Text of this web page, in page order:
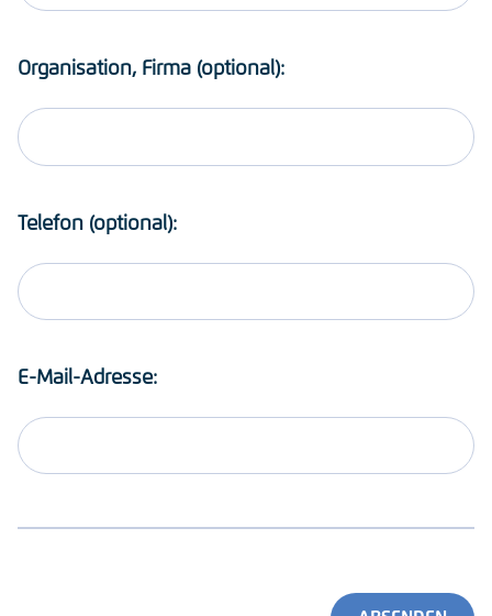
Organisation, Firma (optional):
Telefon (optional):
E-Mail-Adresse: